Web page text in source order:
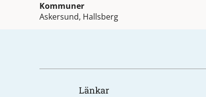
Kommuner
Askersund, Hallsberg
Länkar